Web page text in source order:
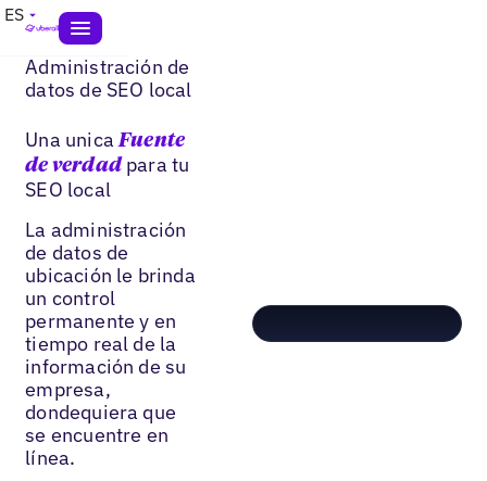
ES
Administración de
datos de SEO local
Una unicaFuente
de verdadpara tu
SEO local
La administración
de datos de
ubicación le brinda
un control
permanente y en
tiempo real de la
información de su
empresa,
dondequiera que
se encuentre en
línea.